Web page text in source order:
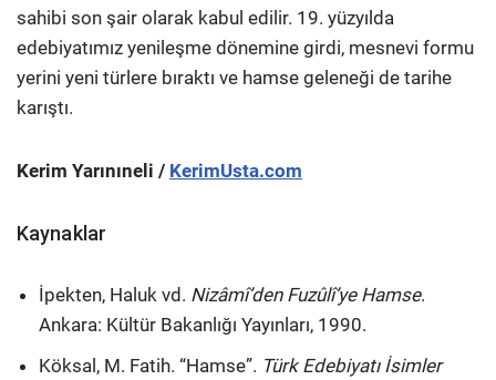
sahibi son şair olarak kabul edilir. 19. yüzyılda
edebiyatımız yenileşme dönemine girdi, mesnevi formu
yerini yeni türlere bıraktı ve hamse geleneği de tarihe
karıştı.
Kerim Yarınıneli / KerimUsta.com
Kaynaklar
İpekten, Haluk vd. Nizâmî’den Fuzûlî’ye Hamse.
Ankara: Kültür Bakanlığı Yayınları, 1990.
Köksal, M. Fatih. “Hamse”. Türk Edebiyatı İsimler